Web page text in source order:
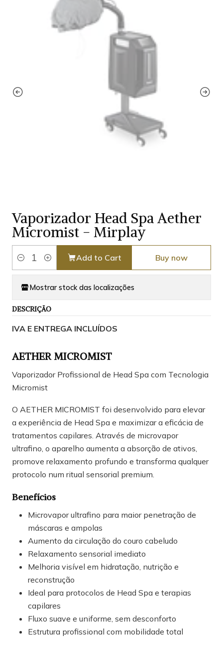
Vaporizador Head Spa Aether
Micromist - Mirplay
Quantity
Add to Cart Buy now
Mostrar stock das localizações
DESCRIÇÃO
IVA E ENTREGA INCLUÍDOS
AETHER MICROMIST
Vaporizador Profissional de Head Spa com Tecnologia
Micromist
O AETHER MICROMIST foi desenvolvido para elevar
a experiência de Head Spa e maximizar a eficácia de
tratamentos capilares. Através de microvapor
ultrafino, o aparelho aumenta a absorção de ativos,
promove relaxamento profundo e transforma qualquer
protocolo num ritual sensorial premium.
Benefícios
Microvapor ultrafino para maior penetração de
máscaras e ampolas
Aumento da circulação do couro cabeludo
Relaxamento sensorial imediato
Melhoria visível em hidratação, nutrição e
reconstrução
Ideal para protocolos de Head Spa e terapias
capilares
Fluxo suave e uniforme, sem desconforto
Estrutura profissional com mobilidade total